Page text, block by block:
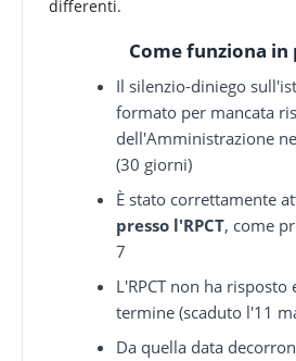
differenti.
Come funziona in
Il silenzio-diniego
formato per mancata
dell'Amministrazione
(30 giorni)
È stato correttamente
presso l'RPCT, come
7
L'RPCT non ha
termine (scaduto l'11
Da quella data